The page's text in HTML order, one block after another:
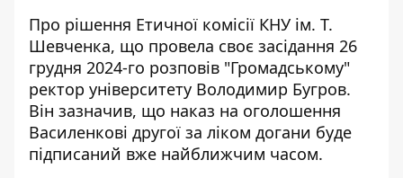
Про рішення Етичної комісії КНУ ім. Т.
Шевченка, що провела своє засідання 26
грудня 2024-го розповів "Громадському"
ректор університету Володимир Бугров.
Він зазначив, що наказ на оголошення
Василенкові другої за ліком догани буде
підписаний вже найближчим часом.